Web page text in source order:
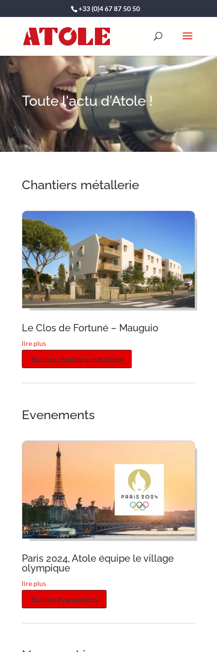
+33 (0)4 67 87 50 50
Toute l'actu d'Atole !
Chantiers métallerie
Le Clos de Fortuné – Mauguio
lire plus
Tous les chantiers métallerie
Evenements
Paris 2024, Atole équipe le village
olympique
lire plus
Tous les événements